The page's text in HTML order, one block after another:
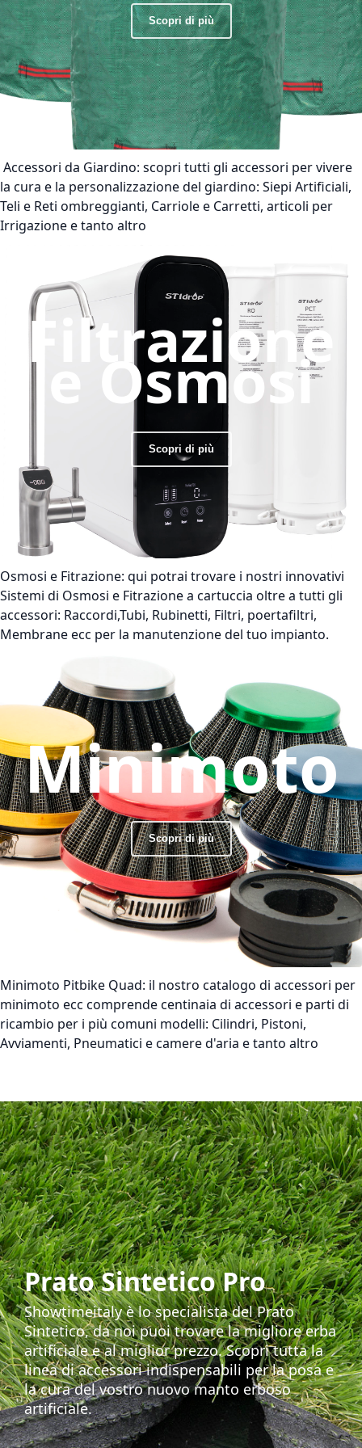
Scopri di più
Accessori da Giardino: scopri tutti gli accessori per vivere
la cura e la personalizzazione del giardino: Siepi Artificiali,
Teli e Reti ombreggianti, Carriole e Carretti, articoli per
Irrigazione e tanto altro
Filtrazione
e Osmosi
Scopri di più
Osmosi e Fitrazione: qui potrai trovare i nostri innovativi
Sistemi di Osmosi e Fitrazione a cartuccia oltre a tutti gli
accessori: Raccordi,Tubi, Rubinetti, Filtri, poertafiltri,
Membrane ecc per la manutenzione del tuo impianto.
Minimoto
Scopri di più
Minimoto Pitbike Quad: il nostro catalogo di accessori per
minimoto ecc comprende centinaia di accessori e parti di
ricambio per i più comuni modelli: Cilindri, Pistoni,
Avviamenti, Pneumatici e camere d'aria e tanto altro
Prato Sintetico Pro
Showtimeitaly è lo specialista del Prato
Sintetico, da noi puoi trovare la migliore erba
artificiale e al miglior prezzo. Scopri tutta la
linea di accessori indispensabili per la posa e
la cura del vostro nuovo manto erboso
artificiale.